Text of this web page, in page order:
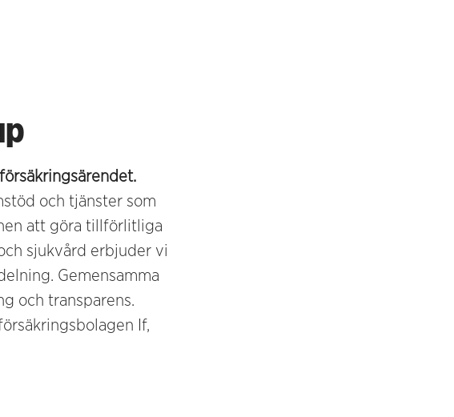
och tjänster som
att göra tillförlitliga
sjukvård erbjuder vi
Gemensamma
och transparens.
If,